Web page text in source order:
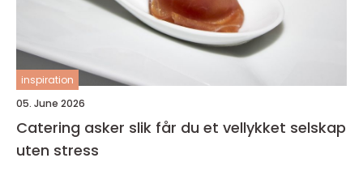
inspiration
05. June 2026
Catering asker slik får du et vellykket selskap
uten stress